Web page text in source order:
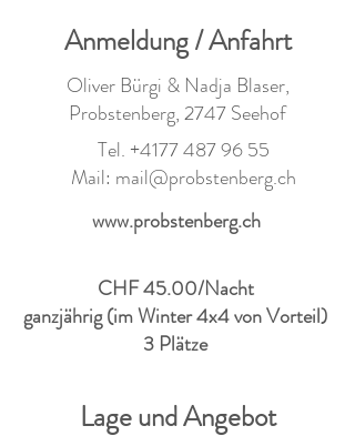
Anmeldung / Anfahrt
Oliver Bürgi & Nadja Blaser,
Probstenberg, 2747 Seehof
Tel. +4177 487 96 55
Mail: mail@probstenberg.ch
www.probstenberg.ch
CHF 45.00/Nacht
ganzjährig (im Winter 4x4 von Vorteil)
3 Plätze
Lage und Angebot